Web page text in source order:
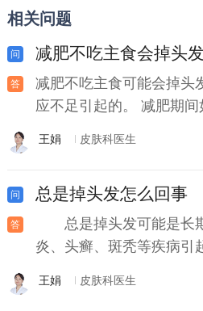
相关问题
减肥不吃主食会掉头
减肥不吃主食可能会掉头
应不足引起的。 减肥期间
王娟 皮肤科医生
总是掉头发怎么回事
总是掉头发可能是长
炎、头癣、斑秃等疾病引
王娟 皮肤科医生